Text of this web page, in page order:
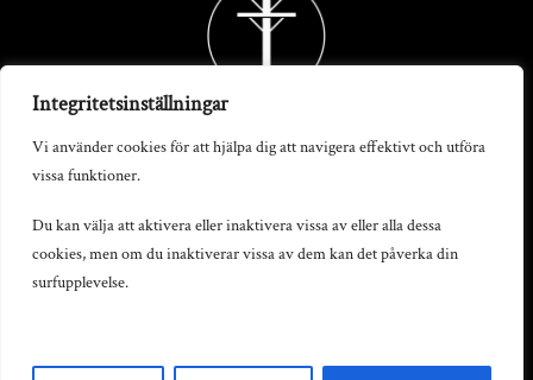
Integritetsinställningar
Vi använder cookies för att hjälpa dig att navigera effektivt och utföra
vissa funktioner.
Du kan välja att aktivera eller inaktivera vissa av eller alla dessa
cookies, men om du inaktiverar vissa av dem kan det påverka din
surfupplevelse.
To
Telegrafstationen AB
S:t Persgatan 19, 602 33 Norrköping